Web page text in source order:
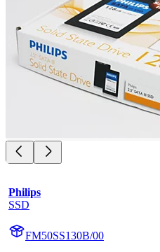
Philips
SSD
FM50SS130B/00